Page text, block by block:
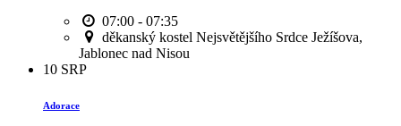
07:00 - 07:35
děkanský kostel Nejsvětějšího Srdce Ježíšova,
Jablonec nad Nisou
10 SRP
Adorace